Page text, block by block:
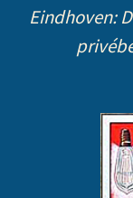
Eindhoven: